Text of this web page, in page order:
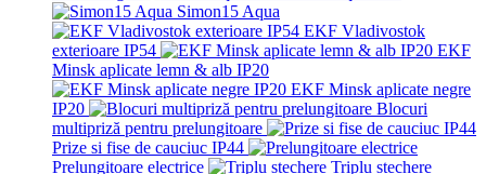
Simon15 Aqua
EKF Vladivostok
exterioare IP54
EKF
Minsk aplicate lemn & alb IP20
EKF Minsk aplicate negre
IP20
Blocuri
multipriză pentru prelungitoare
Prize si fise de cauciuc IP44
Prelungitoare electrice
Triplu stechere